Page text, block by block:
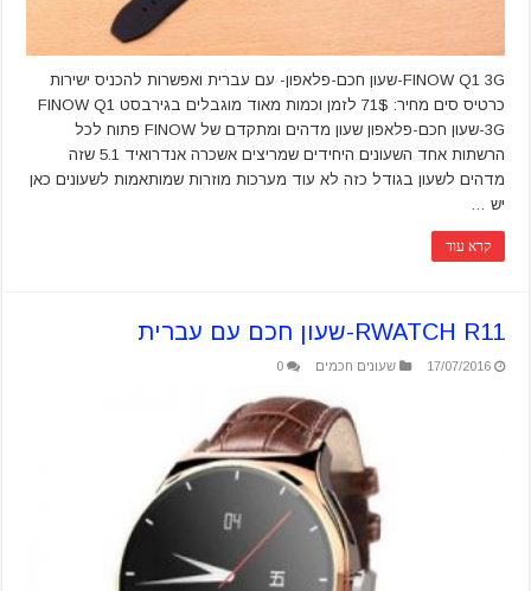
FINOW Q1 3G-שעון חכם-פלאפון- עם עברית ואפשרות להכניס ישירות
כרטיס סים מחיר: 71$ לזמן וכמות מאוד מוגבלים בגירבסט FINOW Q1
3G-שעון חכם-פלאפון שעון מדהים ומתקדם של FINOW פתוח לכל
הרשתות אחד השעונים היחידים שמריצים אשכרה אנדרואיד 5.1 שזה
מדהים לשעון בגודל כזה לא עוד מערכות מוזרות שמותאמות לשעונים כאן
יש …
קרא עוד
RWATCH R11-שעון חכם עם עברית
17/07/2016 שעונים חכמים 0